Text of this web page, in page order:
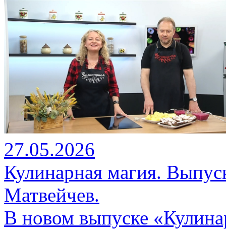
27.05.2026
Кулинарная магия.
Матвейчев.
В новом выпуске